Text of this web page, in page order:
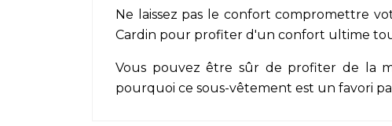
Ne laissez pas le confort compromettre
Cardin pour profiter d'un confort ultime
Vous pouvez être sûr de profiter de la
pourquoi ce sous-vêtement est un favori